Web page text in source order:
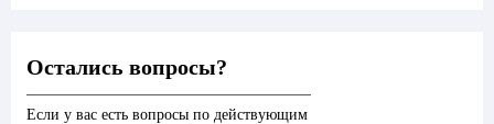
Остались вопросы?
Если у вас есть вопросы по действующим